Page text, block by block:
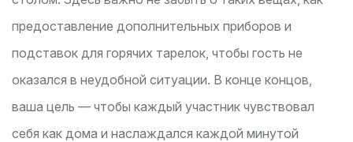
предоставление дополнительных приборов и
подставок для горячих тарелок, чтобы гость не
оказался в неудобной ситуации. В конце концов,
ваша цель — чтобы каждый участник чувствовал
себя как дома и наслаждался каждой минутой